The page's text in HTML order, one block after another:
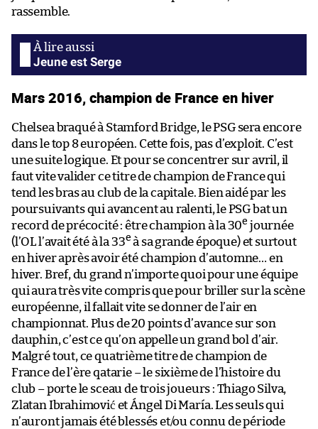
rassemble.
Jeune est Serge
Mars 2016, champion de France en hiver
Chelsea braqué à Stamford Bridge, le PSG sera encore
dans le top 8 européen. Cette fois, pas d’exploit. C’est
une suite logique. Et pour se concentrer sur avril, il
faut vite valider ce titre de champion de France qui
tend les bras au club de la capitale. Bien aidé par les
poursuivants qui avancent au ralenti, le PSG bat un
record de précocité : être champion à la 30e journée
(l’OL l’avait été à la 33e à sa grande époque) et surtout
en hiver après avoir été champion d’automne… en
hiver. Bref, du grand n’importe quoi pour une équipe
qui aura très vite compris que pour briller sur la scène
européenne, il fallait vite se donner de l’air en
championnat. Plus de 20 points d’avance sur son
dauphin, c’est ce qu’on appelle un grand bol d’air.
Malgré tout, ce quatrième titre de champion de
France de l’ère qatarie – le sixième de l’histoire du
club – porte le sceau de trois joueurs : Thiago Silva,
Zlatan Ibrahimović et Ángel Di María. Les seuls qui
n’auront jamais été blessés et/ou connu de période